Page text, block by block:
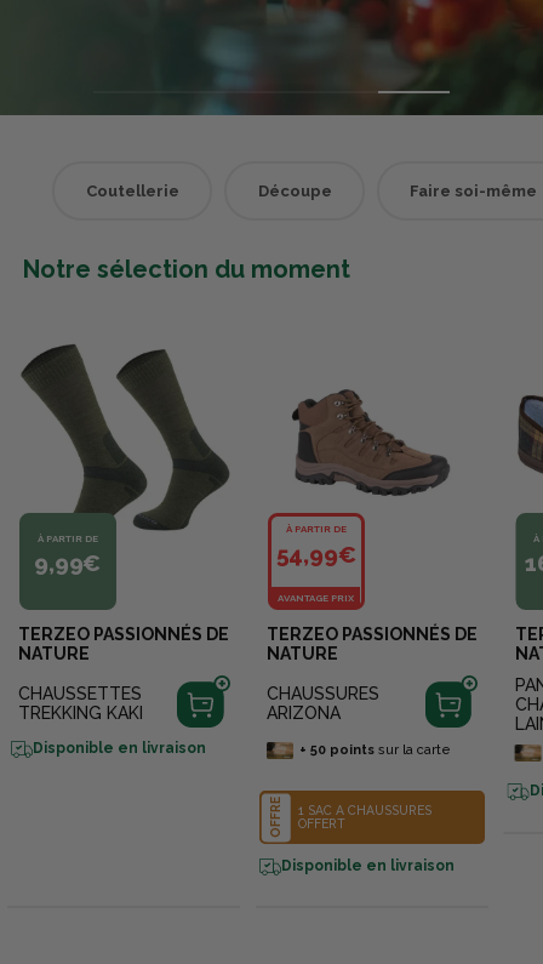
Coutellerie Découpe Faire soi-même
Notre sélection du moment
À PARTIR DE
9,99€
TERZEO PASSIONNÉS DE
NATURE
CHAUSSETTES
TREKKING KAKI
Disponible en livraison
À PARTIR DE
54,99€
AVANTAGE PRIX
TERZEO PASSIONNÉS DE
NATURE
CHAUSSURES
ARIZONA
+ 50pointssur la carte
OFFRE
1 SAC À CHAUSSURES
OFFERT
Disponible en livraison
À